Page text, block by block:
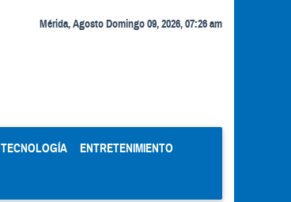
Mérida, Agosto Domingo 09, 2026, 07:26 am
TECNOLOGÍA ENTRETENIMIENTO